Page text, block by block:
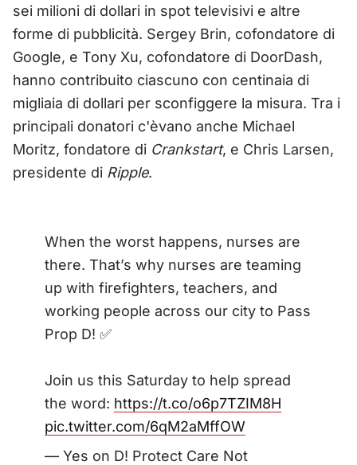
sei milioni di dollari in spot televisivi e altre
forme di pubblicità. Sergey Brin, cofondatore di
Google, e Tony Xu, cofondatore di DoorDash,
hanno contribuito ciascuno con centinaia di
migliaia di dollari per sconfiggere la misura. Tra i
principali donatori c'èvano anche Michael
Moritz, fondatore di Crankstart, e Chris Larsen,
presidente di Ripple.
When the worst happens, nurses are
there. That’s why nurses are teaming
up with firefighters, teachers, and
working people across our city to Pass
Prop D! ✅
Join us this Saturday to help spread
the word: https://t.co/o6p7TZIM8H
pic.twitter.com/6qM2aMffOW
— Yes on D! Protect Care Not